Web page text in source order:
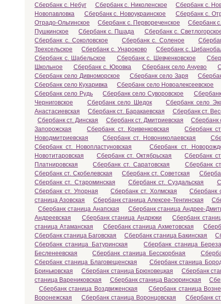
Сбербанк с. Небуг
Сбербанк с. Николенское
Сбербанк с.
Новопавловка
Сбербанк с. Новоукраинское
Сбербанк с.
Отрадо-Ольгинское
Сбербанк с. Первореченское
Сбербанк
Пушкинское
Сбербанк с. Пшада
Сбербанк с.
Сбербанк с. Соколовское
Сбербанк с. Соленое
Трехсельское
Сбербанк с. Унароково
Сбербанк с.
Сбербанк с. Шабельское
Сбербанк с. Шевченковское
Школьное
Сбербанк с. Юровка Сбербанк село Ачуево
Сбербанк село Дивноморское
Сбербанк село Заря
Сбербанк село Кухаривка
Сбербанк село Новоалексеевское
Сбербанк село Рудь
Сбербанк село Суворовское
Черниговское
Сбербанк село Шедок
Сбербанк село
Анастасиевская
Сбербанк ст. Баракаевская
Сбербанк ст.
Сбербанк ст. Динская
Сбербанк ст. Дмитриевская
Сбербанк
Запорожская
Сбербанк ст. Кривенковская
Сбербанк
Новодмитриевская
Сбербанк ст. Новониколаевская
Сбербанк ст. Новопластуновская
Сбербанк ст.
Новотитаровская
Сбербанк ст. Октябрьская
Сбербанк
Платнировская
Сбербанк ст. Саратовская
Сбербанк
Сбербанк ст. Скобелевская
Сбербанк ст. Советская
Сбербанк ст. Староминская
Сбербанк ст. Суздальская
Сбербанк ст. Упорная
Сбербанк ст. Холмская
Сбербанк
станица Азовская
Сбербанк станица Алексее-Тенгинская
Сбербанк станица Анапская
Сбербанк станица Андрее-
Андреевская
Сбербанк станица Андрюки
Сбербанк
станица Атаманская
Сбербанк станица Ахметовская
Сбербанк станица Баговская
Сбербанк станица Бакинская
Сбербанк станица Батуринская
Сбербанк станица
Бесленеевская
Сбербанк станица Бесскорбная
Сбербанк станица Благовещенская
Сбербанк станица
Бриньковская
Сбербанк станица Брюховецкая
Сбербанк
станица Варениковская
Сбербанк станица Васюринская
Сбербанк станица Воздвиженская
Сбербанк станица
Воронежская
Сбербанк станица Воронцовская
Сбербанк